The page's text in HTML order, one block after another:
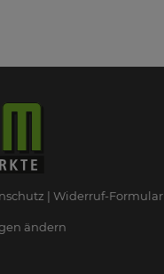
Widerruf-Formular
ändern